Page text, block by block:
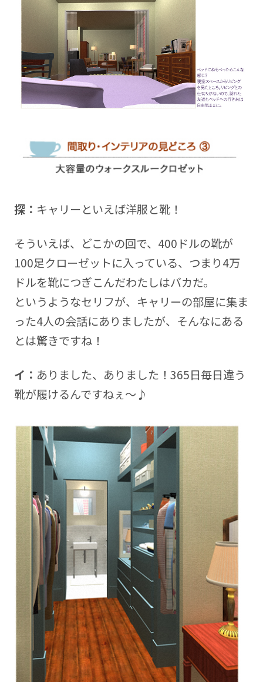
探： キャリーといえば洋服と靴！
そういえば、どこかの回で、400ドルの靴が
100足クローゼットに入っている、つまり4万
ドルを靴につぎこんだわたしはバカだ。
というようなセリフが、キャリーの部屋に集ま
った4人の会話にありましたが、そんなにある
とは驚きですね！
イ： ありました、ありました！365日毎日違う
靴が履けるんですねぇ～♪